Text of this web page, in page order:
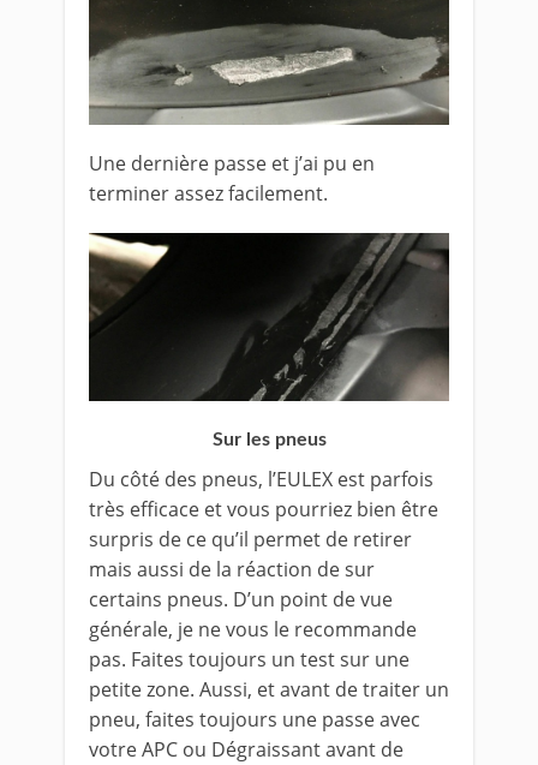
Une dernière passe et j’ai pu en
terminer assez facilement.
Sur les pneus
Du côté des pneus, l’EULEX est parfois
très efficace et vous pourriez bien être
surpris de ce qu’il permet de retirer
mais aussi de la réaction de sur
certains pneus. D’un point de vue
générale, je ne vous le recommande
pas. Faites toujours un test sur une
petite zone. Aussi, et avant de traiter un
pneu, faites toujours une passe avec
votre APC ou Dégraissant avant de